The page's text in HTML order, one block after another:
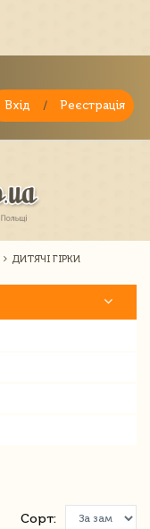
Вхід / Реєстрація
ДИТЯЧІ ГІРКИ
Сорт: